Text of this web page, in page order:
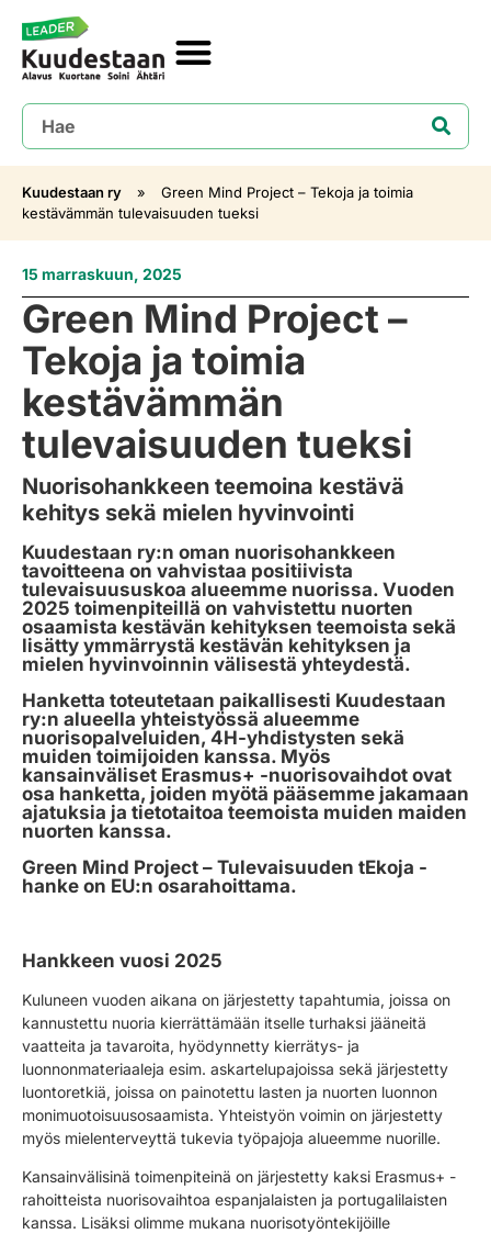
Kuudestaan ry »
Green Mind Project – Tekoja ja toimia
kestävämmän tulevaisuuden tueksi
15 marraskuun, 2025
Green Mind Project –
Tekoja ja toimia
kestävämmän
tulevaisuuden tueksi
Nuorisohankkeen teemoina kestävä
kehitys sekä mielen hyvinvointi
Kuudestaan ry:n oman nuorisohankkeen
tavoitteena on vahvistaa positiivista
tulevaisuususkoa alueemme nuorissa. Vuoden
2025 toimenpiteillä on vahvistettu nuorten
osaamista kestävän kehityksen teemoista sekä
lisätty ymmärrystä kestävän kehityksen ja
mielen hyvinvoinnin välisestä yhteydestä.
Hanketta toteutetaan paikallisesti Kuudestaan
ry:n alueella yhteistyössä alueemme
nuorisopalveluiden, 4H-yhdistysten sekä
muiden toimijoiden kanssa. Myös
kansainväliset Erasmus+ -nuorisovaihdot ovat
osa hanketta, joiden myötä pääsemme jakamaan
ajatuksia ja tietotaitoa teemoista muiden maiden
nuorten kanssa.
Green Mind Project – Tulevaisuuden tEkoja -
hanke on EU:n osarahoittama.
Hankkeen vuosi 2025
Kuluneen vuoden aikana on järjestetty tapahtumia, joissa on
kannustettu nuoria kierrättämään itselle turhaksi jääneitä
vaatteita ja tavaroita, hyödynnetty kierrätys- ja
luonnonmateriaaleja esim. askartelupajoissa sekä järjestetty
luontoretkiä, joissa on painotettu lasten ja nuorten luonnon
monimuotoisuusosaamista. Yhteistyön voimin on järjestetty
myös mielenterveyttä tukevia työpajoja alueemme nuorille.
Kansainvälisinä toimenpiteinä on järjestetty kaksi Erasmus+ -
rahoitteista nuorisovaihtoa espanjalaisten ja portugalilaisten
kanssa. Lisäksi olimme mukana nuorisotyöntekijöille